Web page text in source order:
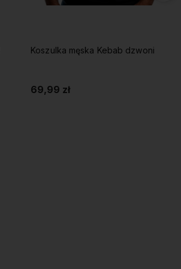
Koszulka męska Kebab dzwoni
69,99 zł